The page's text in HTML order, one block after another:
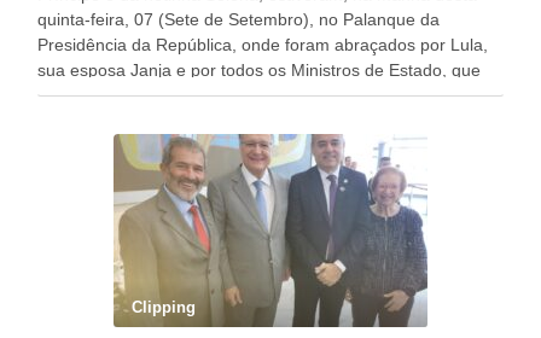
quinta-feira, 07 (Sete de Setembro), no Palanque da
Presidência da República, onde foram abraçados por Lula,
sua esposa Janja e por todos os Ministros de Estado, que
estavam presentes, nos Desfiles da Independência da
outros desfiles, na Esplanada dos Ministérios, disse ter sido
o deste ano, o maior e o mais organizado de todos. “Há
quatro décadas, como Patriota até no nome, participo
anualmente dos desfiles de Sete de Setembro, na
Esplanada dos Ministérios, em Brasília. Este ano, o governo
preparou espaços com cadeiras e coberturas, para 30.000
pessoas, só que o número de Patriotas Brasileiros
Independentes, dobrou na Esplanada. Eu, Lula e os
Clipping